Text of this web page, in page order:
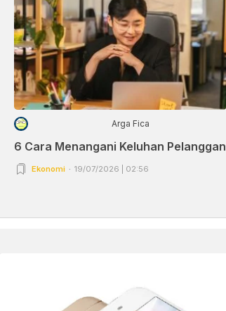
Arga Fica
6 Cara Menangani Keluhan Pelanggan
Ekonomi 19/07/2026 | 02:56